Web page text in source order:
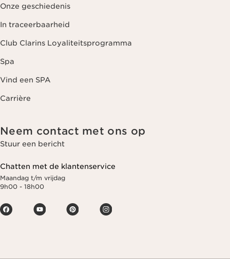
Onze geschiedenis
In traceerbaarheid
Club Clarins Loyaliteitsprogramma
Spa
Vind een SPA
Carrière
Neem contact met ons op
Stuur een bericht
Chatten met de klantenservice
Maandag t/m vrijdag
9h00 - 18h00